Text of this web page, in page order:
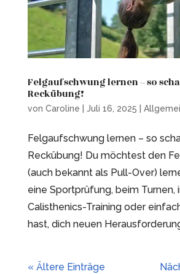
Felgaufschwung lernen – so
Reckübung!
von Caroline Juli 16, 2025
Felgaufschwung lernen – so
Reckübung! Du möchtest den
(auch bekannt als Pull-Over)
eine Sportprüfung, beim Turnen,
Calisthenics-Training oder
hast, dich neuen
« Ältere Einträge